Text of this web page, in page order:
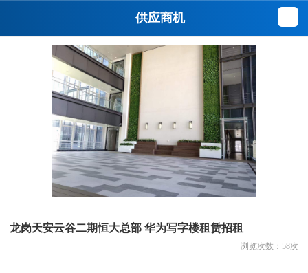
供应商机
龙岗天安云谷二期恒大总部 华为写字楼租赁招租
浏览次数： 58次